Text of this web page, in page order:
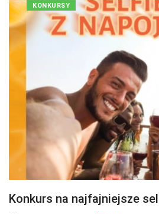
KONKURSY
Konkurs na najfajniejsze